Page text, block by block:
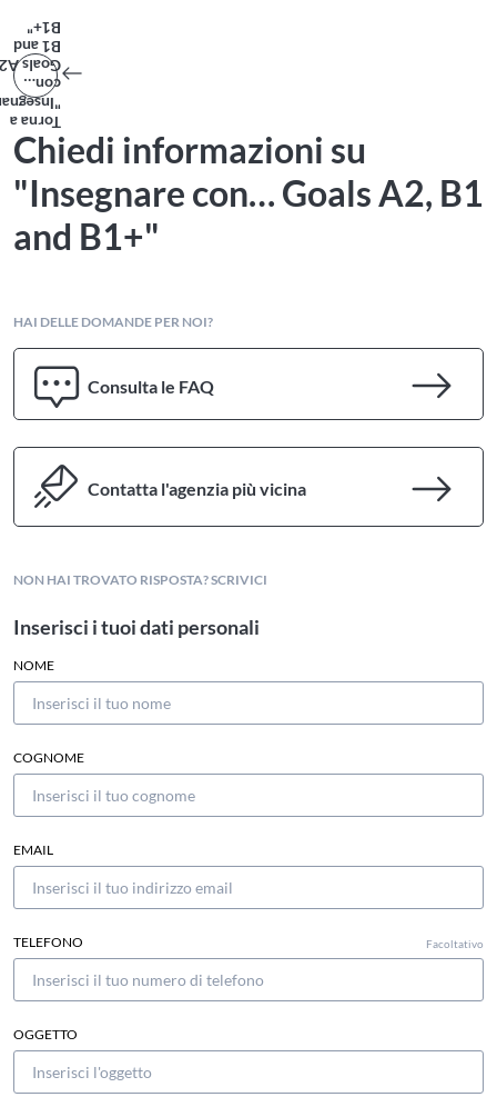
Torna a
con…
A2,
B1 and
B1+"
Chiedi informazioni su
"Insegnare con… Goals A2, B1
and B1+"
NON HAI TROVATO RISPOSTA? SCRIVICI
Inserisci i tuoi dati personali
NOME
COGNOME
EMAIL
TELEFONO Facoltativo
OGGETTO
HAI DELLE DOMANDE PER NOI?
Consulta le FAQ
Contatta l'agenzia più vicina